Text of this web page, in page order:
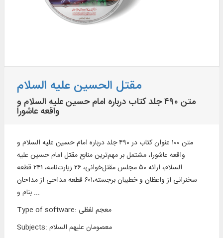
مقتل الحسین علیه السلام
متن ۴۹۰ جلد کتاب درباره امام حسین علیه السلام و
واقعه عاشورا
متن ۱۰۰ عنوان کتاب در ۴۹۰ جلد درباره امام حسین علیه السلام و
واقعه عاشورا، مشتمل بر مهم‌ترین منابع مقتل امام حسین علیه
السلام، ارائه ۵۰ مجلس مقتل‌خوانی، ۲۶ زیارت‌نامه، ۲۴۱ قطعه
سخنرانی از واعظان و خطیبان برجسته،۶۰۱ قطعه مداحی از مداحان
بنام و ...
Type of software: معجم لفظی
Subjects: معصومان علیهم السلام